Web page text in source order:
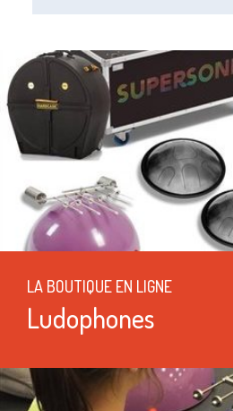
LA BOUTIQUE EN LIGNE
Ludophones